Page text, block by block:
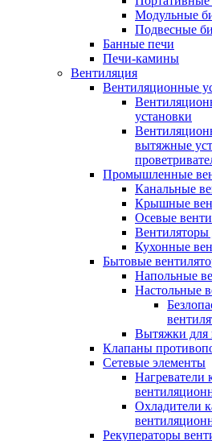
Модульные
Подвесные
Банные печи
Печи-камины
Вентиляция
Вентиляционные
установки
вытяжные
Промышленные
Канальные
Крышные
Осевые
Вентиляторы
Кухонные
Бытовые
Напольные
Настольные
Вытяжки для
Клапаны
Сетевые элементы
Нагреватели
Охладители
Рекуператоры